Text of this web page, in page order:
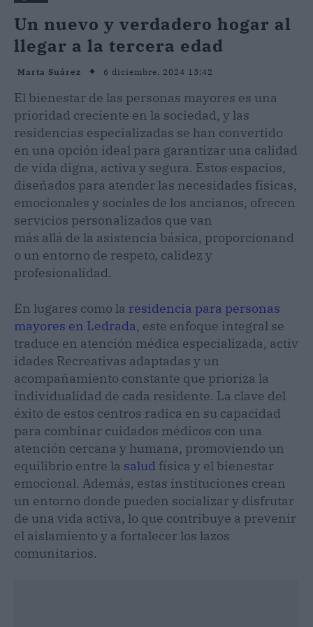
Un nuevo y verdadero hogar al
llegar a la tercera edad
Marta Suárez 6 diciembre, 2024 13:42
El bienestar de las personas mayores es una
prioridad creciente en la sociedad, y las
residencias especializadas se han convertido
en una opción ideal para garantizar una calidad
de vida digna, activa y segura. Estos espacios,
diseñados para atender las necesidades físicas,
emocionales y sociales de los ancianos, ofrecen
servicios personalizados que van
más allá de la asistencia básica, proporcionand
o un entorno de respeto, calidez y
profesionalidad.
En lugares como la residencia para personas
mayores en Ledrada, este enfoque integral se
traduce en atención médica especializada, activ
idades Recreativas adaptadas y un
acompañamiento constante que prioriza la
individualidad de cada residente. La clave del
éxito de estos centros radica en su capacidad
para combinar cuidados médicos con una
atención cercana y humana, promoviendo un
equilibrio entre la salud física y el bienestar
emocional. Además, estas instituciones crean
un entorno donde pueden socializar y disfrutar
de una vida activa, lo que contribuye a prevenir
el aislamiento y a fortalecer los lazos
comunitarios.